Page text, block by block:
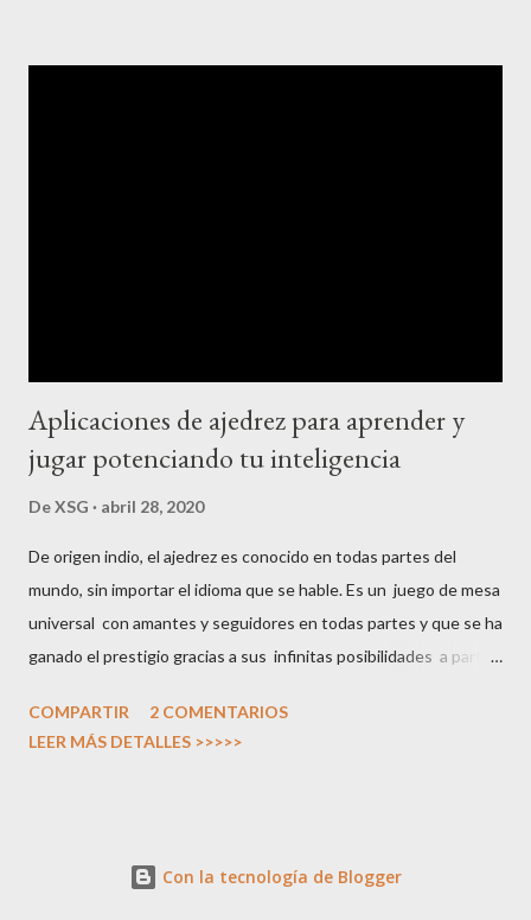
Aplicaciones de ajedrez para aprender y
jugar potenciando tu inteligencia
DeXSG abril 28, 2020
De origen indio, el ajedrez es conocido en todas partes del
mundo, sin importar el idioma que se hable. Es un juego de mesa
universal con amantes y seguidores en todas partes y que se ha
ganado el prestigio gracias a sus infinitas posibilidades a partir
por correspondencia, con piezas de madera, de plástico o
sabes jugar al ajedrez o has olvidado parte de sus reglas, tienes
COMPARTIR
2 COMENTARIOS
LEER MÁS DETALLES >>>>>
Con la tecnología de Blogger